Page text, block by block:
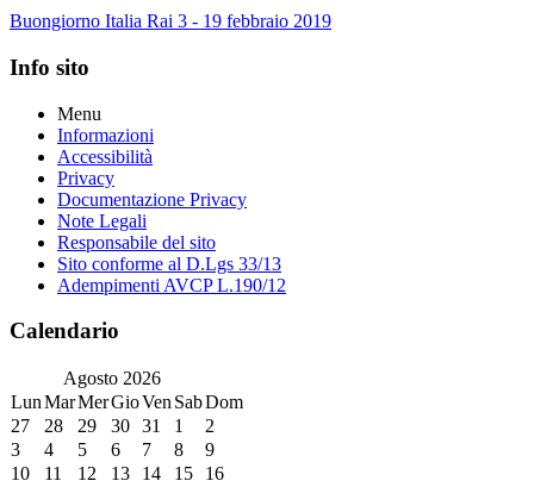
Buongiorno Italia Rai 3 - 19 febbraio 2019
Info sito
Menu
Informazioni
Accessibilità
Privacy
Documentazione Privacy
Note Legali
Responsabile del sito
Sito conforme al D.Lgs 33/13
Adempimenti AVCP L.190/12
Calendario
Agosto 2026
LunMarMerGioVen SabDom
27
28 29 30 31 1
2
3
4 5 6 7 8
9
10
11 12 13 14 15
16